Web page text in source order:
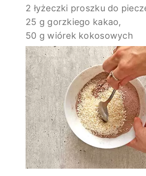
2 łyżeczki proszku do
25 g gorzkiego kakao,
50 g wiórek kokosowych